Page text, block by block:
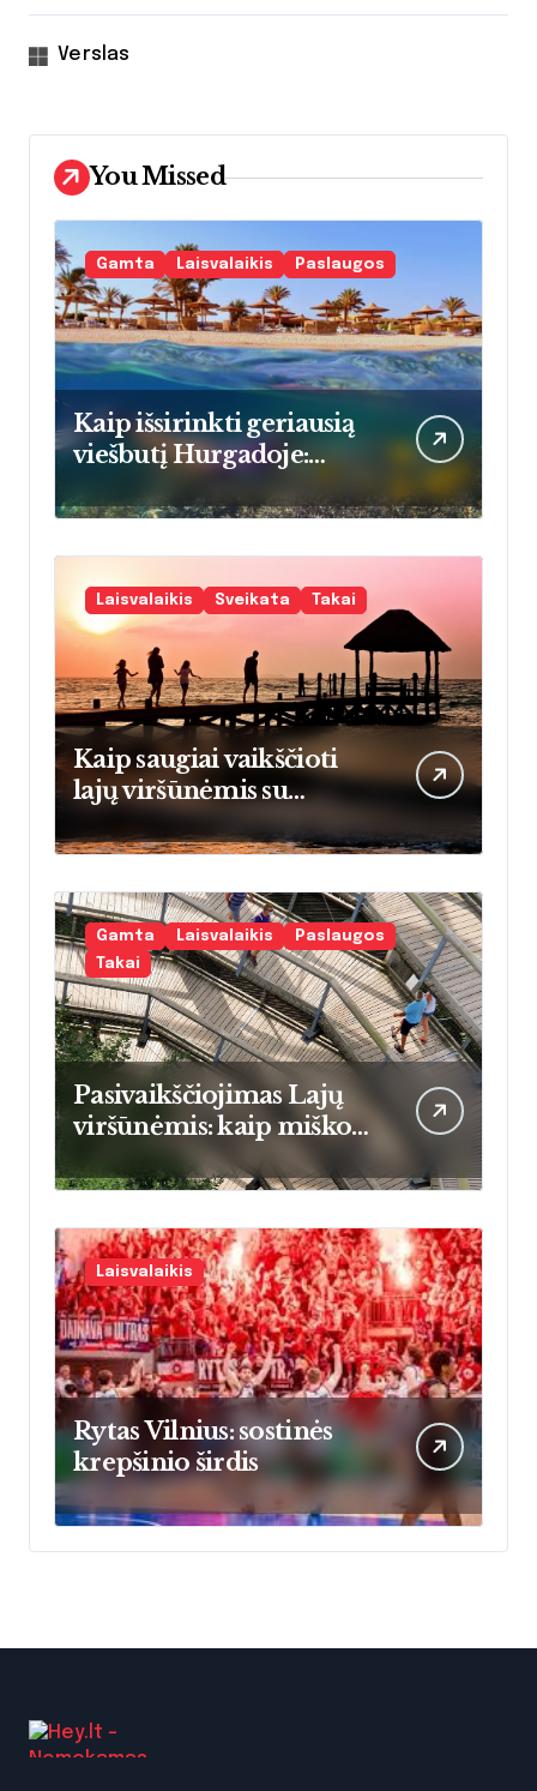
Verslas
You Missed
Gamta Laisvalaikis Paslaugos
Kaip išsirinkti geriausią
viešbutį Hurgadoje:
atostogaujančioms
šeimoms
Laisvalaikis Sveikata Takai
Kaip saugiai vaikščioti
lajų viršūnėmis su
vaikais: praktinis vadovas
tėvams
pradedantiesiems
Gamta Laisvalaikis
Paslaugos
Takai
Pasivaikščiojimas Lajų
viršūnėmis: kaip miško
šilumos energija keičia
namų šildymo įpročius
Lietuvoje
Laisvalaikis
Rytas Vilnius: sostinės
krepšinio širdis